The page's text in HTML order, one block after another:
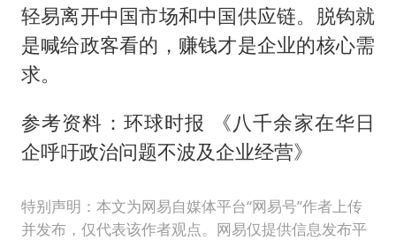
轻易离开中国市场和中国供应链。脱钩就
是喊给政客看的，赚钱才是企业的核心需
求。
参考资料：环球时报 《八千余家在华日
企呼吁政治问题不波及企业经营》
特别声明：本文为网易自媒体平台“网易号”作者上传
并发布，仅代表该作者观点。网易仅提供信息发布平